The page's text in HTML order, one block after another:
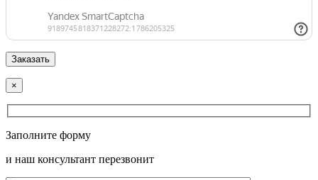
×
Заполните форму
и наш консультант перезвонит